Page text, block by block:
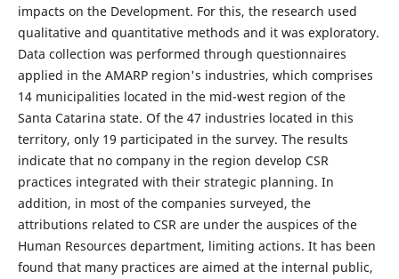
impacts on the Development. For this, the research used
qualitative and quantitative methods and it was exploratory.
Data collection was performed through questionnaires
applied in the AMARP region's industries, which comprises
14 municipalities located in the mid-west region of the
Santa Catarina state. Of the 47 industries located in this
territory, only 19 participated in the survey. The results
indicate that no company in the region develop CSR
practices integrated with their strategic planning. In
addition, in most of the companies surveyed, the
attributions related to CSR are under the auspices of the
Human Resources department, limiting actions. It has been
found that many practices are aimed at the internal public,